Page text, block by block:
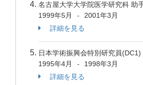
名古屋大学大学院医学研究科 助
1999年5月
-
2001年3月
詳細を見る
日本学術振興会特別研究員(DC1)
1995年4月
-
1998年3月
詳細を見る